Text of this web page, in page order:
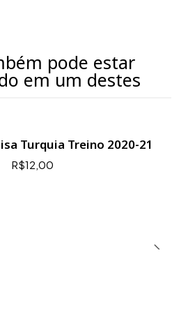
pode estar
em um destes
Turquia Treino 2020-21
R$12,00